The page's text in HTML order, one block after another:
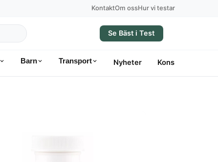
KontaktOm ossHur vi testar
Se Bäst i Test
Barn Transport Nyheter